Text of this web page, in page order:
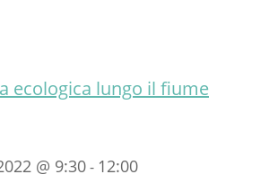
ecologica lungo il fiume
@ 9:30- 12:00